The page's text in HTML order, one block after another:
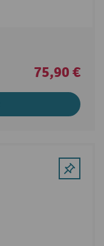
75,90 €